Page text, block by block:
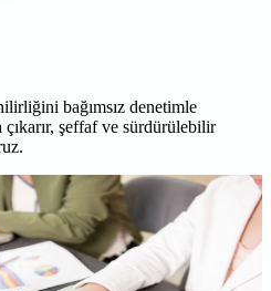
bağımsız denetimle
şeffaf ve sürdürülebilir